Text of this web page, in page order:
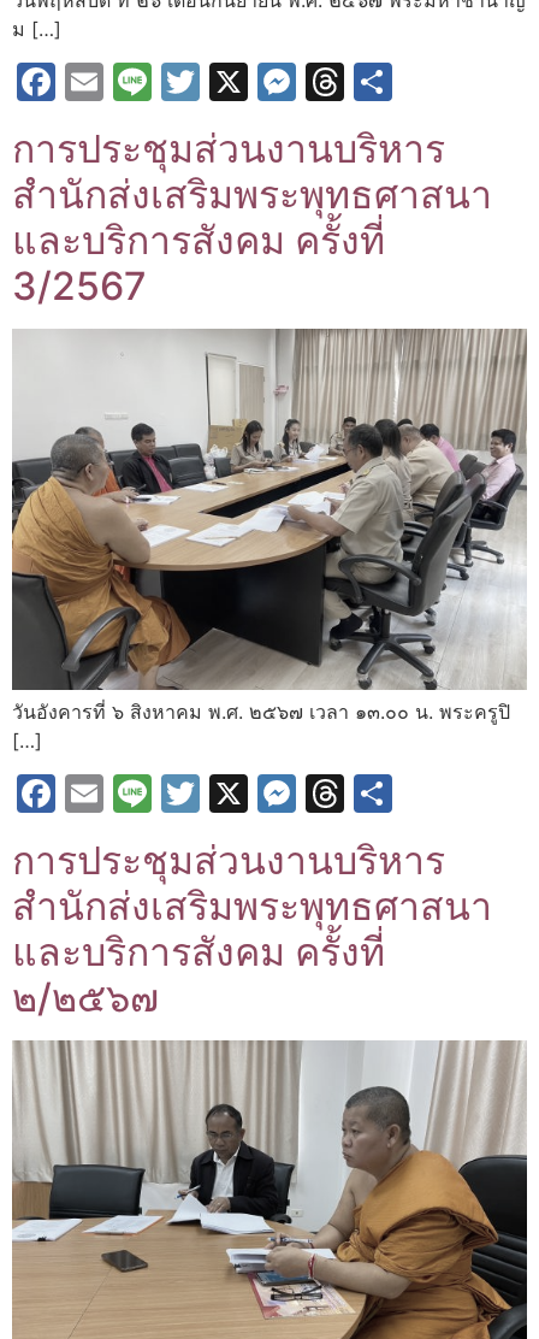
ม […]
Facebook
Email
LineTwitter
X Messenger
Threads
การประชุมส่วนงานบริหาร
สำนักส่งเสริมพระพุทธศาสนา
และบริการสังคม ครั้งที่
3/2567
วันอังคารที่ ๖ สิงหาคม พ.ศ. ๒๕๖๗ เวลา ๑๓.๐๐ น. พระครูปิ
[…]
Facebook
Email
LineTwitter
X Messenger
Threads
การประชุมส่วนงานบริหาร
สำนักส่งเสริมพระพุทธศาสนา
และบริการสังคม ครั้งที่
๒/๒๕๖๗